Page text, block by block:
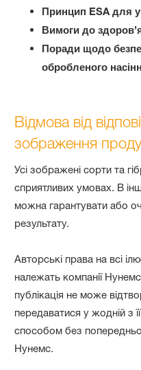
Принцип ESA для
Вимоги до
Поради щодо
обробленого
Відмова від
зображення
Усі зображені сорти та
сприятливих умовах. В
можна гарантувати або
результату.
Авторські права на всі
належать компанії
публікація не може
передаватися у жодній з
способом без
Нунемс.